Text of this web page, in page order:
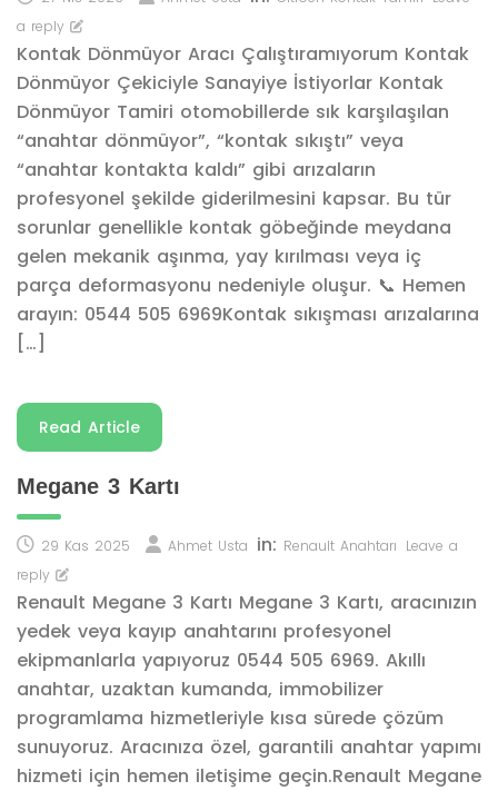
a reply
Kontak Dönmüyor Aracı Çalıştıramıyorum Kontak
Dönmüyor Çekiciyle Sanayiye İstiyorlar Kontak
Dönmüyor Tamiri otomobillerde sık karşılaşılan
“anahtar dönmüyor”, “kontak sıkıştı” veya
“anahtar kontakta kaldı” gibi arızaların
profesyonel şekilde giderilmesini kapsar. Bu tür
sorunlar genellikle kontak göbeğinde meydana
gelen mekanik aşınma, yay kırılması veya iç
parça deformasyonu nedeniyle oluşur. 📞 Hemen
arayın: 0544 505 6969Kontak sıkışması arızalarına
[…]
Read Article
Megane 3 Kartı
29 Kas 2025 Ahmet Usta in: Renault Anahtarı Leave a
reply
Renault Megane 3 Kartı Megane 3 Kartı, aracınızın
yedek veya kayıp anahtarını profesyonel
ekipmanlarla yapıyoruz 0544 505 6969. Akıllı
anahtar, uzaktan kumanda, immobilizer
programlama hizmetleriyle kısa sürede çözüm
sunuyoruz. Aracınıza özel, garantili anahtar yapımı
hizmeti için hemen iletişime geçin.Renault Megane